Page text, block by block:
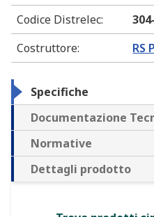
Codice Distrelec:
Costruttore: RS
Specifiche
Documentazione
Normative
Dettagli prodotto